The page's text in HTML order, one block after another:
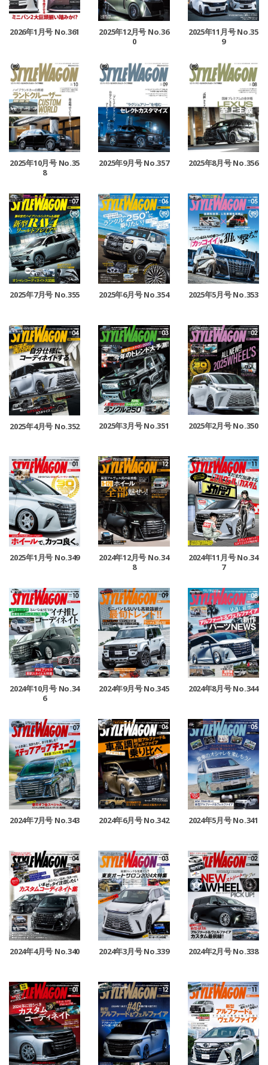
2026年1月号 No.361
2025年12月号 No.36
0
2025年11月号 No.35
9
2025年10月号 No.35
8
2025年9月号 No.357 2025年8月号 No.356
2025年7月号 No.355 2025年6月号 No.354 2025年5月号 No.353
2025年4月号 No.352 2025年3月号 No.351 2025年2月号 No.350
2025年1月号 No.349
2024年12月号 No.34
8
2024年11月号 No.34
7
2024年10月号 No.34
6
2024年9月号 No.345 2024年8月号 No.344
2024年7月号 No.343 2024年6月号 No.342 2024年5月号 No.341
2024年4月号 No.340 2024年3月号 No.339 2024年2月号 No.338